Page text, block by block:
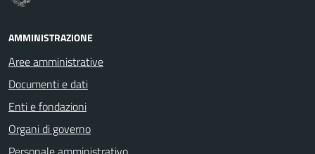
AMMINISTRAZIONE
Aree amministrative
Documenti e dati
Enti e fondazioni
Organi di governo